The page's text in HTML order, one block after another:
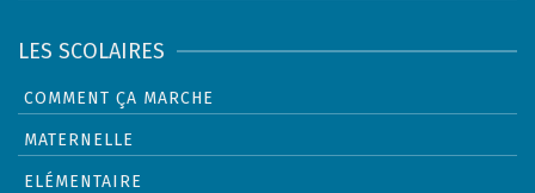
LES SCOLAIRES
COMMENT ÇA MARCHE
MATERNELLE
ELÉMENTAIRE